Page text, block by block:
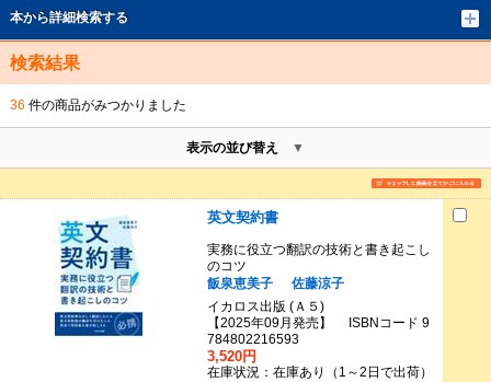
本から詳細検索する
検索結果
36 件の商品がみつかりました
表示の並び替え
英文契約書
実務に役立つ翻訳の技術と書き起こし
のコツ
飯泉恵美子
佐藤涼子
イカロス出版 (Ａ５)
【2025年09月発売】 ISBNコード 9
784802216593
3,520円
在庫状況：在庫あり（1～2日で出荷）